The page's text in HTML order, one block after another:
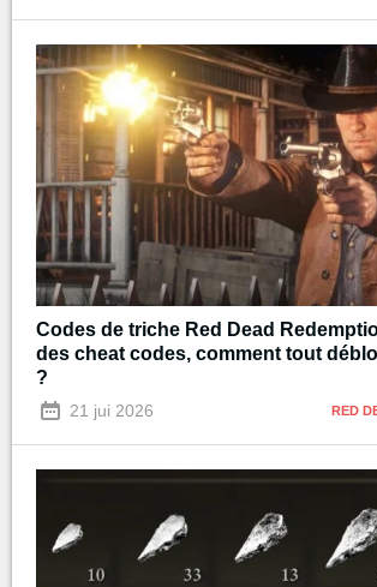
Codes de triche Red Dead
des cheat codes, comment tout
?
21 jui 2026 RED